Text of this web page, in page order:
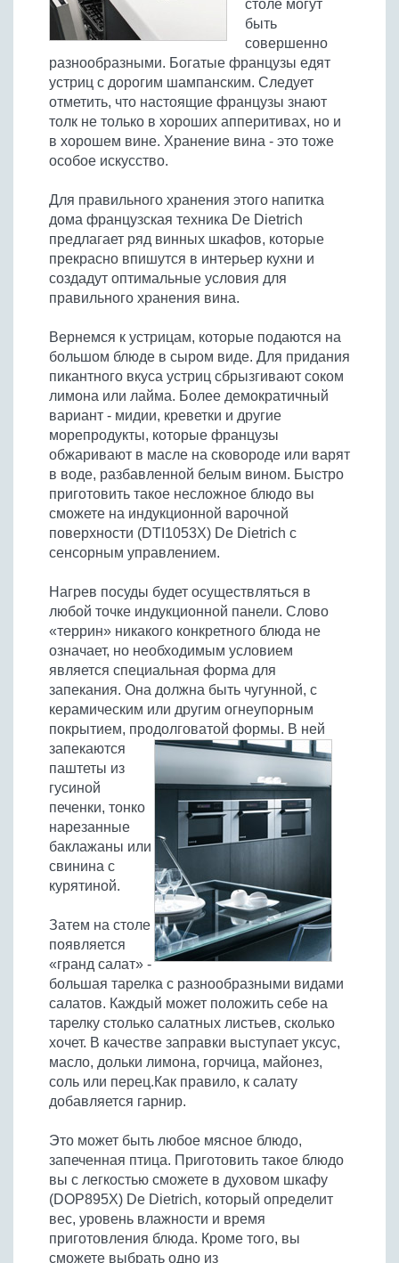
столе могут
быть
совершенно
разнообразными. Богатые французы едят
устриц с дорогим шампанским. Следует
отметить, что настоящие французы знают
толк не только в хороших апперитивах, но и
в хорошем вине. Хранение вина - это тоже
особое искусство.
Для правильного хранения этого напитка
дома французская техника De Dietrich
предлагает ряд винных шкафов, которые
прекрасно впишутся в интерьер кухни и
создадут оптимальные условия для
правильного хранения вина.
Вернемся к устрицам, которые подаются на
большом блюде в сыром виде. Для придания
пикантного вкуса устриц сбрызгивают соком
лимона или лайма. Более демократичный
вариант - мидии, креветки и другие
морепродукты, которые французы
обжаривают в масле на сковороде или варят
в воде, разбавленной белым вином. Быстро
приготовить такое несложное блюдо вы
сможете на индукционной варочной
поверхности (DTI1053X) De Dietrich с
сенсорным управлением.
Нагрев посуды будет осуществляться в
любой точке индукционной панели. Слово
«террин» никакого конкретного блюда не
означает, но необходимым условием
является специальная форма для
запекания. Она должна быть чугунной, с
керамическим или другим огнеупорным
покрытием, продолговатой формы. В ней
запекаются
паштеты из
гусиной
печенки, тонко
нарезанные
баклажаны или
свинина с
курятиной.
Затем на столе
появляется
«гранд салат» -
большая тарелка с разнообразными видами
салатов. Каждый может положить себе на
тарелку столько салатных листьев, сколько
хочет. В качестве заправки выступает уксус,
масло, дольки лимона, горчица, майонез,
соль или перец.Как правило, к салату
добавляется гарнир.
Это может быть любое мясное блюдо,
запеченная птица. Приготовить такое блюдо
вы с легкостью сможете в духовом шкафу
(DOP895X) De Dietrich, который определит
вес, уровень влажности и время
приготовления блюда. Кроме того, вы
сможете выбрать одно из